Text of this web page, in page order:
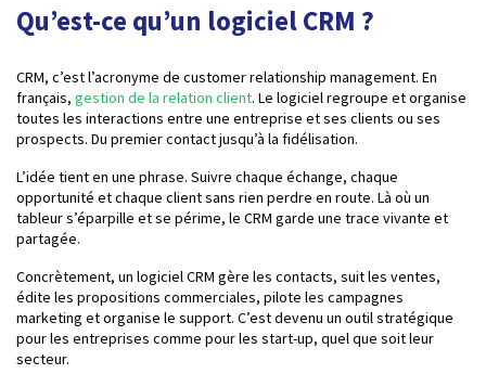
Qu’est-ce qu’un logiciel CRM ?
CRM, c’est l’acronyme de customer relationship management. En
français, gestion de la relation client. Le logiciel regroupe et organise
toutes les interactions entre une entreprise et ses clients ou ses
prospects. Du premier contact jusqu’à la fidélisation.
L’idée tient en une phrase. Suivre chaque échange, chaque
opportunité et chaque client sans rien perdre en route. Là où un
tableur s’éparpille et se périme, le CRM garde une trace vivante et
partagée.
Concrètement, un logiciel CRM gère les contacts, suit les ventes,
édite les propositions commerciales, pilote les campagnes
marketing et organise le support. C’est devenu un outil stratégique
pour les entreprises comme pour les start-up, quel que soit leur
secteur.